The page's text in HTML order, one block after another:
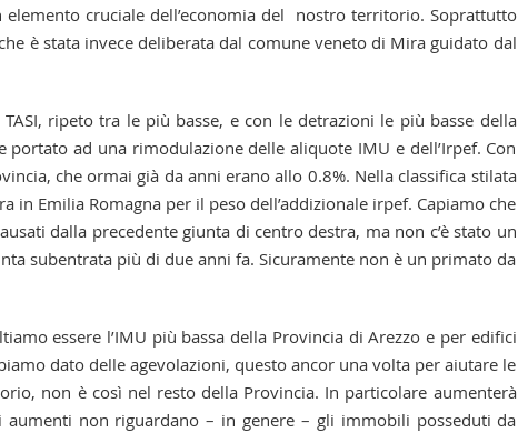
cruciale dell’economia del nostro territorio. Soprattutto
è stata invece deliberata dal comune veneto di Mira guidato dal
ripeto tra le più basse, e con le detrazioni le più basse della
ad una rimodulazione delle aliquote IMU e dell’Irpef. Con
che ormai già da anni erano allo 0.8%. Nella classifica stilata
in Emilia Romagna per il peso dell’addizionale irpef. Capiamo che
dalla precedente giunta di centro destra, ma non c’è stato un
subentrata più di due anni fa. Sicuramente non è un primato da
essere l’IMU più bassa della Provincia di Arezzo e per edifici
dato delle agevolazioni, questo ancor una volta per aiutare le
non è così nel resto della Provincia. In particolare aumenterà
aumenti non riguardano – in genere – gli immobili posseduti da